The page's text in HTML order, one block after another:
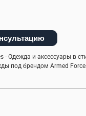
- Одежда и аксессуары в
под брендом Armed